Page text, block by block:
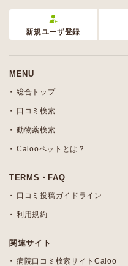
新規ユーザ登録
MENU
総合トップ
口コミ検索
動物薬検索
Calooペットとは？
TERMS・FAQ
口コミ投稿ガイドライン
利用規約
関連サイト
病院口コミ検索サイトCaloo